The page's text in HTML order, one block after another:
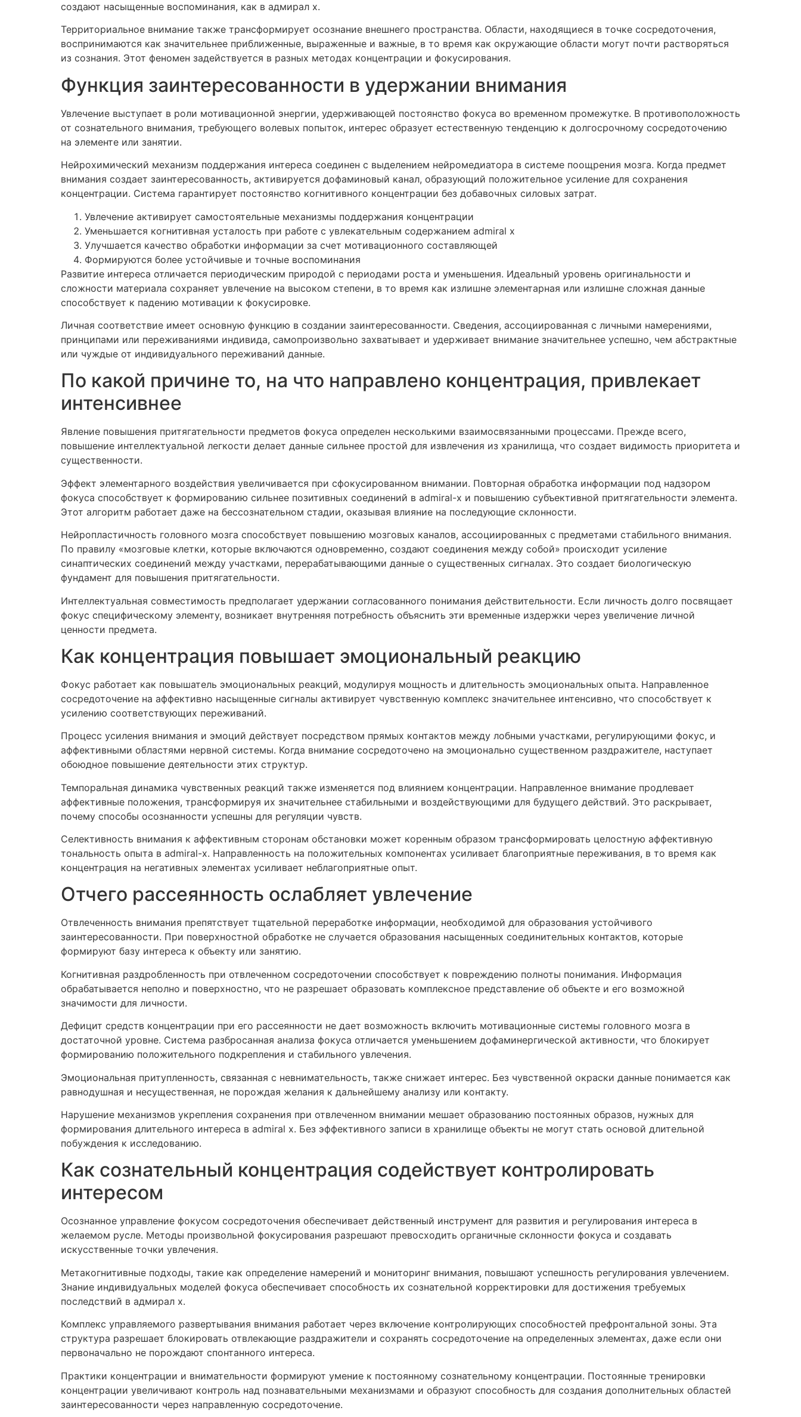
создают насыщенные воспоминания, как в адмирал х.
Территориальное внимание также трансформирует осознание внешнего пространства. Области, находящиеся в точке сосредоточения,
воспринимаются как значительнее приближенные, выраженные и важные, в то время как окружающие области могут почти растворяться
из сознания. Этот феномен задействуется в разных методах концентрации и фокусирования.
Функция заинтересованности в удержании внимания
Увлечение выступает в роли мотивационной энергии, удерживающей постоянство фокуса во временном промежутке. В противоположность
от сознательного внимания, требующего волевых попыток, интерес образует естественную тенденцию к долгосрочному сосредоточению
на элементе или занятии.
Нейрохимический механизм поддержания интереса соединен с выделением нейромедиатора в системе поощрения мозга. Когда предмет
внимания создает заинтересованность, активируется дофаминовый канал, образующий положительное усиление для сохранения
концентрации. Система гарантирует постоянство когнитивного концентрации без добавочных силовых затрат.
Увлечение активирует самостоятельные механизмы поддержания концентрации
Уменьшается когнитивная усталость при работе с увлекательным содержанием admiral x
Улучшается качество обработки информации за счет мотивационного составляющей
Формируются более устойчивые и точные воспоминания
Развитие интереса отличается периодическим природой с периодами роста и уменьшения. Идеальный уровень оригинальности и
сложности материала сохраняет увлечение на высоком степени, в то время как излишне элементарная или излишне сложная данные
способствует к падению мотивации к фокусировке.
Личная соответствие имеет основную функцию в создании заинтересованности. Сведения, ассоциированная с личными намерениями,
принципами или переживаниями индивида, самопроизвольно захватывает и удерживает внимание значительнее успешно, чем абстрактные
или чуждые от индивидуального переживаний данные.
По какой причине то, на что направлено концентрация, привлекает
интенсивнее
Явление повышения притягательности предметов фокуса определен несколькими взаимосвязанными процессами. Прежде всего,
повышение интеллектуальной легкости делает данные сильнее простой для извлечения из хранилища, что создает видимость приоритета и
существенности.
Эффект элементарного воздействия увеличивается при сфокусированном внимании. Повторная обработка информации под надзором
фокуса способствует к формированию сильнее позитивных соединений в admiral-x и повышению субъективной притягательности элемента.
Этот алгоритм работает даже на бессознательном стадии, оказывая влияние на последующие склонности.
Нейропластичность головного мозга способствует повышению мозговых каналов, ассоциированных с предметами стабильного внимания.
По правилу «мозговые клетки, которые включаются одновременно, создают соединения между собой» происходит усиление
синаптических соединений между участками, перерабатывающими данные о существенных сигналах. Это создает биологическую
фундамент для повышения притягательности.
Интеллектуальная совместимость предполагает удержании согласованного понимания действительности. Если личность долго посвящает
фокус специфическому элементу, возникает внутренняя потребность объяснить эти временные издержки через увеличение личной
ценности предмета.
Как концентрация повышает эмоциональный реакцию
Фокус работает как повышатель эмоциональных реакций, модулируя мощность и длительность эмоциональных опыта. Направленное
сосредоточение на аффективно насыщенные сигналы активирует чувственную комплекс значительнее интенсивно, что способствует к
усилению соответствующих переживаний.
Процесс усиления внимания и эмоций действует посредством прямых контактов между лобными участками, регулирующими фокус, и
аффективными областями нервной системы. Когда внимание сосредоточено на эмоционально существенном раздражителе, наступает
обоюдное повышение деятельности этих структур.
Темпоральная динамика чувственных реакций также изменяется под влиянием концентрации. Направленное внимание продлевает
аффективные положения, трансформируя их значительнее стабильными и воздействующими для будущего действий. Это раскрывает,
почему способы осознанности успешны для регуляции чувств.
Селективность внимания к аффективным сторонам обстановки может коренным образом трансформировать целостную аффективную
тональность опыта в admiral-x. Направленность на положительных компонентах усиливает благоприятные переживания, в то время как
концентрация на негативных элементах усиливает неблагоприятные опыт.
Отчего рассеянность ослабляет увлечение
Отвлеченность внимания препятствует тщательной переработке информации, необходимой для образования устойчивого
заинтересованности. При поверхностной обработке не случается образования насыщенных соединительных контактов, которые
формируют базу интереса к объекту или занятию.
Когнитивная раздробленность при отвлеченном сосредоточении способствует к повреждению полноты понимания. Информация
обрабатывается неполно и поверхностно, что не разрешает образовать комплексное представление об объекте и его возможной
значимости для личности.
Дефицит средств концентрации при его рассеянности не дает возможность включить мотивационные системы головного мозга в
достаточной уровне. Система разбросанная анализа фокуса отличается уменьшением дофаминергической активности, что блокирует
формированию положительного подкрепления и стабильного увлечения.
Эмоциональная притупленность, связанная с невнимательность, также снижает интерес. Без чувственной окраски данные понимается как
равнодушная и несущественная, не порождая желания к дальнейшему анализу или контакту.
Нарушение механизмов укрепления сохранения при отвлеченном внимании мешает образованию постоянных образов, нужных для
формирования длительного интереса в admiral x. Без эффективного записи в хранилище объекты не могут стать основой длительной
побуждения к исследованию.
Как сознательный концентрация содействует контролировать
интересом
Осознанное управление фокусом сосредоточения обеспечивает действенный инструмент для развития и регулирования интереса в
желаемом русле. Методы произвольной фокусирования разрешают превосходить органичные склонности фокуса и создавать
искусственные точки увлечения.
Метакогнитивные подходы, такие как определение намерений и мониторинг внимания, повышают успешность регулирования увлечением.
Знание индивидуальных моделей фокуса обеспечивает способность их сознательной корректировки для достижения требуемых
последствий в адмирал х.
Комплекс управляемого развертывания внимания работает через включение контролирующих способностей префронтальной зоны. Эта
структура разрешает блокировать отвлекающие раздражители и сохранять сосредоточение на определенных элементах, даже если они
первоначально не порождают спонтанного интереса.
Практики концентрации и внимательности формируют умение к постоянному сознательному концентрации. Постоянные тренировки
концентрации увеличивают контроль над познавательными механизмами и образуют способность для создания дополнительных областей
заинтересованности через направленную сосредоточение.